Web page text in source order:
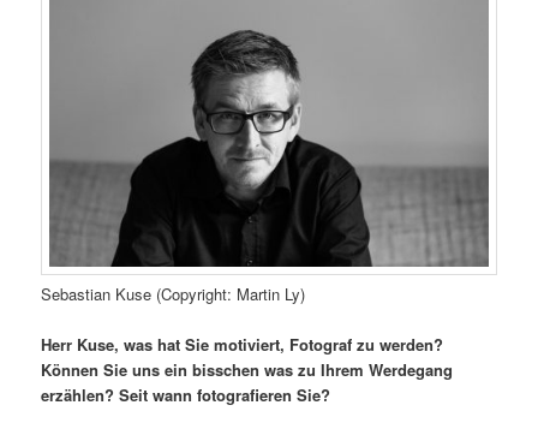
Sebastian Kuse (Copyright: Martin Ly)
Herr Kuse, was hat Sie motiviert, Fotograf zu werden?
Können Sie uns ein bisschen was zu Ihrem Werdegang
erzählen? Seit wann fotografieren Sie?